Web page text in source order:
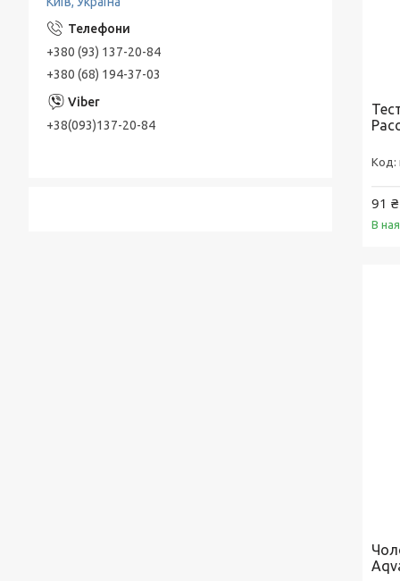
91 ₴
В
+380 (93) 137-20-84
+380 (68) 194-37-03
+38(093)137-20-84